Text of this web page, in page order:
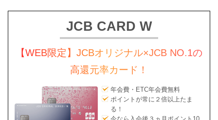
JCB CARD W
【WEB限定】JCBオリジナル×JCB NO.1の
高還元率カード！
年会費・ETC年会費無料
ポイントが常に２倍以上たま
る！